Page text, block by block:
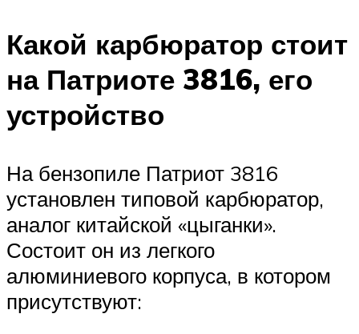
Какой карбюратор стоит
на Патриоте 3816, его
устройство
На бензопиле Патриот 3816
установлен типовой карбюратор,
аналог китайской «цыганки».
Состоит он из легкого
алюминиевого корпуса, в котором
присутствуют: